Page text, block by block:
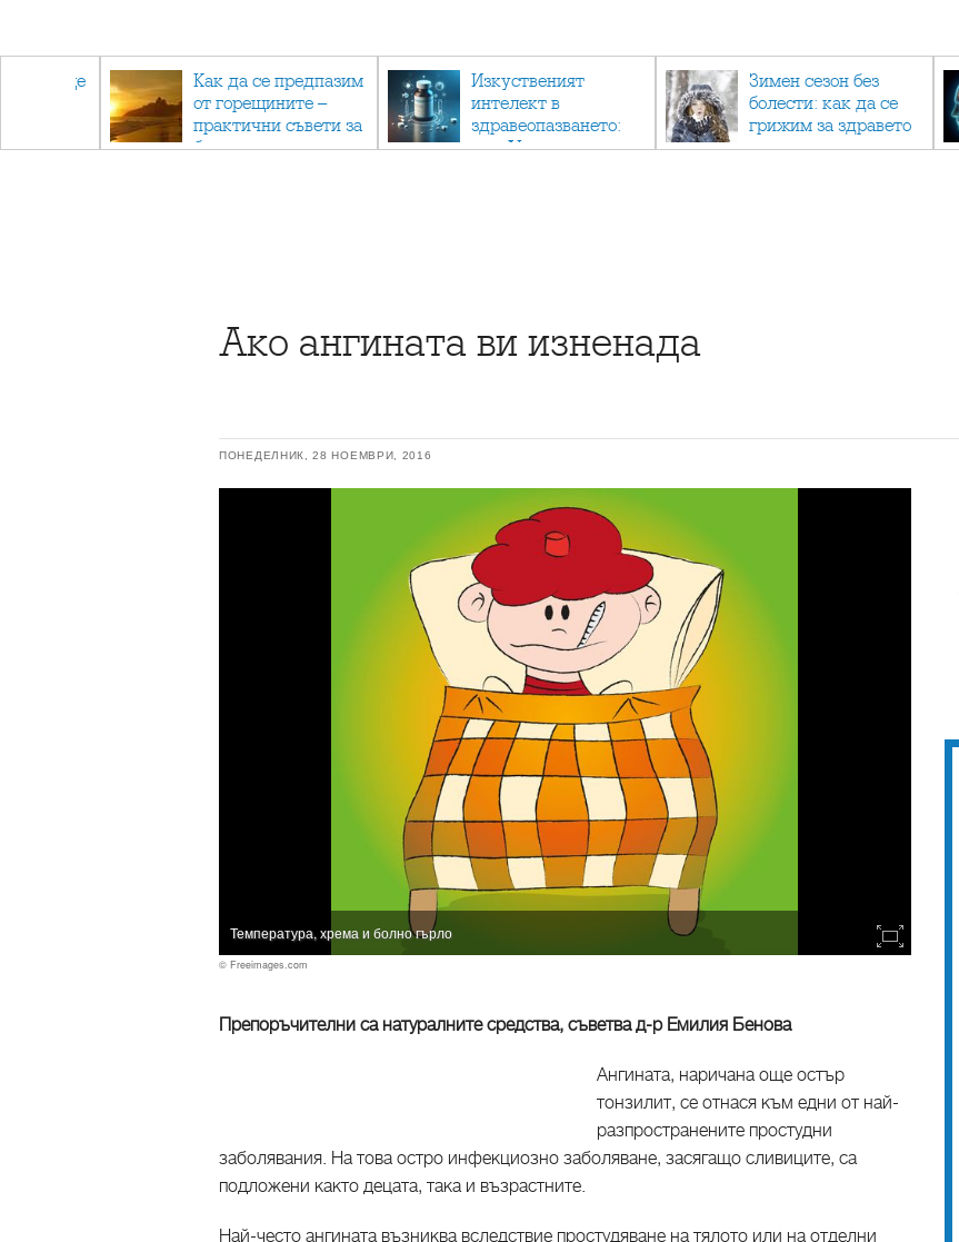
също ще
Как да се предпазим
от горещините –
практични съвети за
безопасно лято
Изкуственият
интелект в
здравеопазването:
как AI променя
Зимен сезон без
болести: как да се
грижим за здравето
си в студените
Ако ангината ви изненада
ПОНЕДЕЛНИК, 28 НОЕМВРИ, 2016
Температура, хрема и болно гърло
© Freeimages.com
Препоръчителни са натуралните средства, съветва д-р Емилия Бенова
Ангината, наричана още остър
тонзилит, се отнася към едни от най-
разпространените простудни
заболявания. На това остро инфекциозно заболяване, засягащо сливиците, са
подложени както децата, така и възрастните.
Най-често ангината възниква вследствие простудяване на тялото или на отделни